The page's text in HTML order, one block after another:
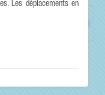
Les déplacements en